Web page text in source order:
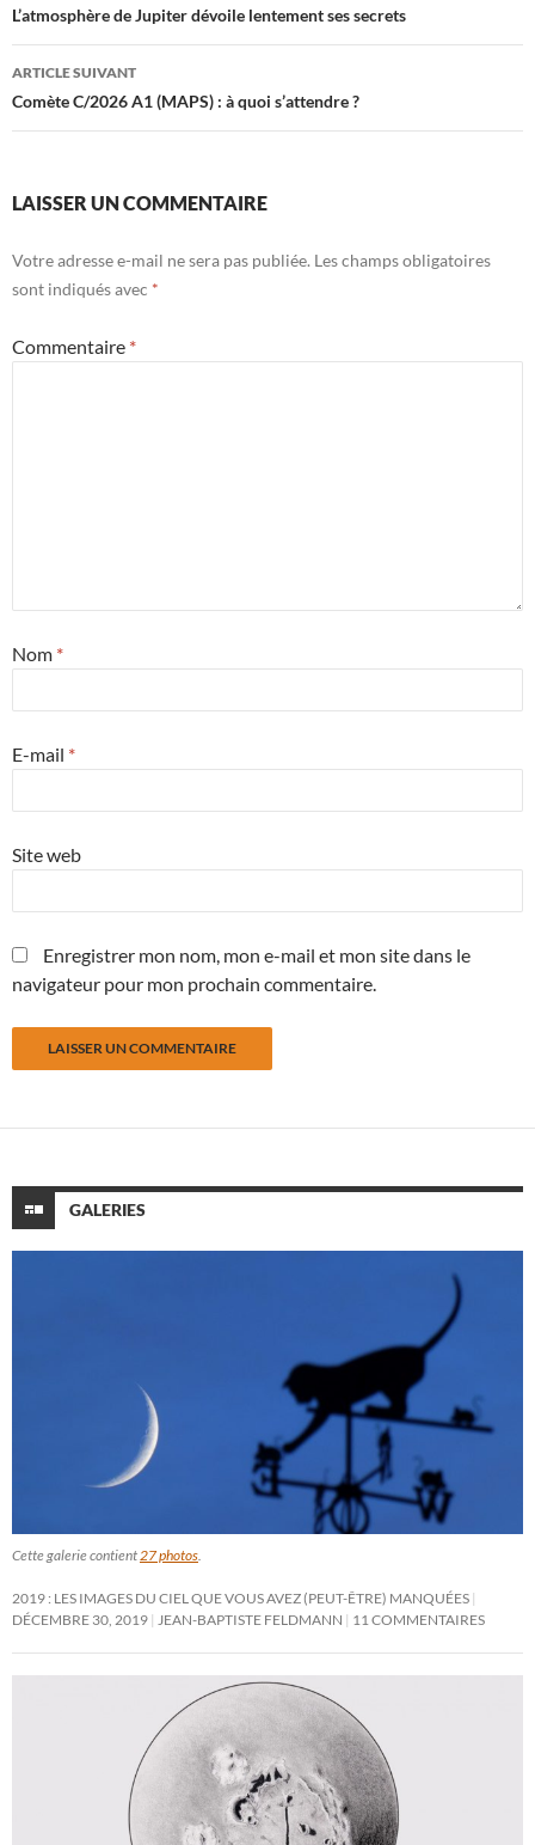
des
articles
L’atmosphère de Jupiter dévoile lentement ses secrets
ARTICLE SUIVANT
Comète C/2026 A1 (MAPS) : à quoi s’attendre ?
LAISSER UN COMMENTAIRE
Votre adresse e-mail ne sera pas publiée. Les champs obligatoires
sont indiqués avec *
Commentaire *
Nom *
E-mail *
Site web
Enregistrer mon nom, mon e-mail et mon site dans le
navigateur pour mon prochain commentaire.
GALERIES
Cette galerie contient27 photos.
2019 : LES IMAGES DU CIEL QUE VOUS AVEZ (PEUT-ÊTRE) MANQUÉES
DÉCEMBRE 30, 2019 JEAN-BAPTISTE FELDMANN 11 COMMENTAIRES